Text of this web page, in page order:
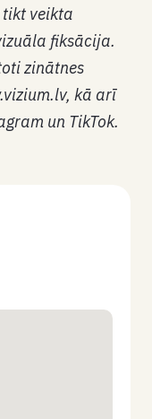
veikta
fiksācija.
zinātnes
kā arī
un TikTok.